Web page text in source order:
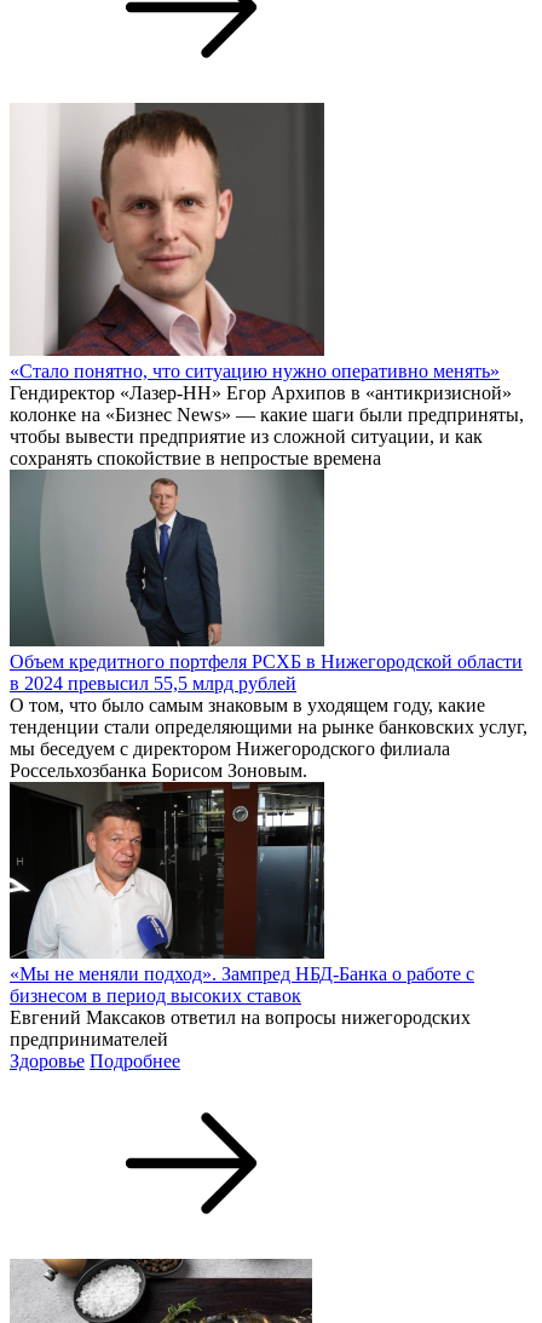
«Стало понятно, что ситуацию нужно оперативно менять»
Гендиректор «Лазер-НН» Егор Архипов в «антикризисной»
колонке на «Бизнес News» — какие шаги были предприняты,
чтобы вывести предприятие из сложной ситуации, и как
сохранять спокойствие в непростые времена
Объем кредитного портфеля РСХБ в Нижегородской области
в 2024 превысил 55,5 млрд рублей
О том, что было самым знаковым в уходящем году, какие
тенденции стали определяющими на рынке банковских услуг,
мы беседуем с директором Нижегородского филиала
Россельхозбанка Борисом Зоновым.
«Мы не меняли подход». Зампред НБД-Банка о работе с
бизнесом в период высоких ставок
Евгений Максаков ответил на вопросы нижегородских
предпринимателей
Здоровье Подробнее